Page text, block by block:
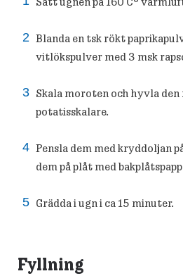
Blanda en tsk rökt
vitlökspulver med 3 msk
Skala moroten och hyvla
potatisskalare.
Pensla dem med kryddoljan
dem på plåt med
Grädda i ugn i ca 15 minuter.
Fyllning